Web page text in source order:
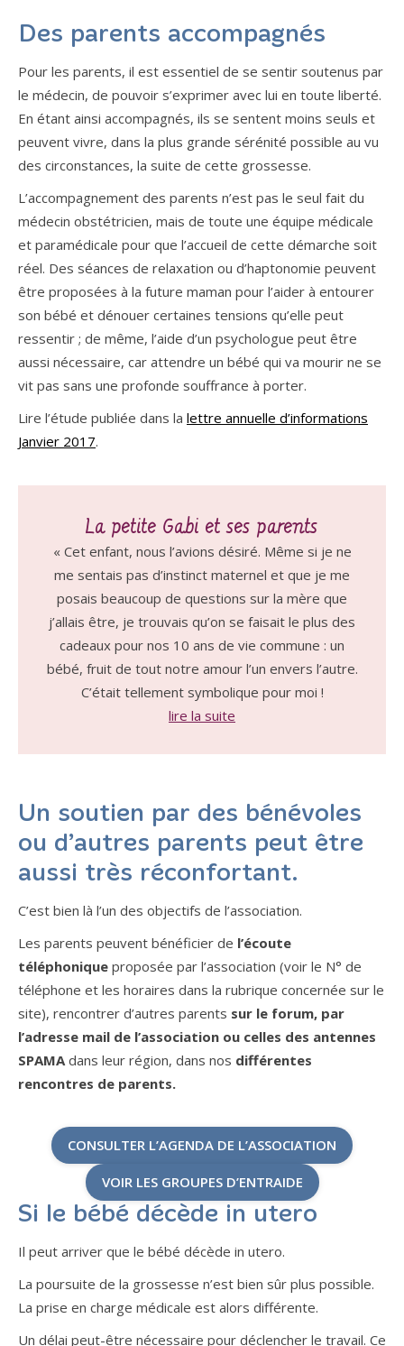
Des parents accompagnés
Pour les parents, il est essentiel de se sentir soutenus par
le médecin, de pouvoir s’exprimer avec lui en toute liberté.
En étant ainsi accompagnés, ils se sentent moins seuls et
peuvent vivre, dans la plus grande sérénité possible au vu
des circonstances, la suite de cette grossesse.
L’accompagnement des parents n’est pas le seul fait du
médecin obstétricien, mais de toute une équipe médicale
et paramédicale pour que l’accueil de cette démarche soit
réel. Des séances de relaxation ou d’haptonomie peuvent
être proposées à la future maman pour l’aider à entourer
son bébé et dénouer certaines tensions qu’elle peut
ressentir ; de même, l’aide d’un psychologue peut être
aussi nécessaire, car attendre un bébé qui va mourir ne se
vit pas sans une profonde souffrance à porter.
Lire l’étude publiée dans la lettre annuelle d’informations
Janvier 2017.
La petite Gabi et ses parents
« Cet enfant, nous l’avions désiré. Même si je ne
me sentais pas d’instinct maternel et que je me
posais beaucoup de questions sur la mère que
j’allais être, je trouvais qu’on se faisait le plus des
cadeaux pour nos 10 ans de vie commune : un
bébé, fruit de tout notre amour l’un envers l’autre.
C’était tellement symbolique pour moi !
lire la suite
Un soutien par des bénévoles
ou d’autres parents peut être
aussi très réconfortant.
C’est bien là l’un des objectifs de l’association.
Les parents peuvent bénéficier de l’écoute
téléphonique proposée par l’association (voir le N° de
téléphone et les horaires dans la rubrique concernée sur le
site), rencontrer d’autres parents sur le forum, par
l’adresse mail de l’association ou celles des antennes
SPAMAdans leur région, dans nos différentes
rencontres de parents.
CONSULTER L’AGENDA DE L’ASSOCIATION
VOIR LES GROUPES D’ENTRAIDE
Si le bébé décède in utero
Il peut arriver que le bébé décède in utero.
La poursuite de la grossesse n’est bien sûr plus possible.
La prise en charge médicale est alors différente.
Un délai peut-être nécessaire pour déclencher le travail. Ce